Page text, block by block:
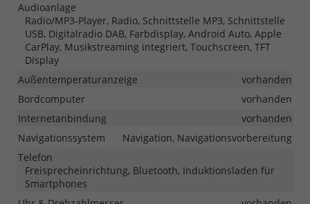
Audioanlage
Radio/MP3-Player, Radio, Schnittstelle MP3, Schnittstelle
USB, Digitalradio DAB, Farbdisplay, Android Auto, Apple
CarPlay, Musikstreaming integriert, Touchscreen, TFT
Display
Außentemperaturanzeige
vorhanden
Bordcomputer
vorhanden
Internetanbindung
vorhanden
Navigationssystem
Navigation, Navigationsvorbereitung
Telefon
Freisprecheinrichtung, Bluetooth, Induktionsladen für
Smartphones